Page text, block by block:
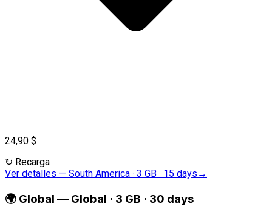
24,90 $
↻ Recarga
Ver detalles — South America · 3 GB · 15 days →
🌍 Global — Global · 3 GB · 30 days